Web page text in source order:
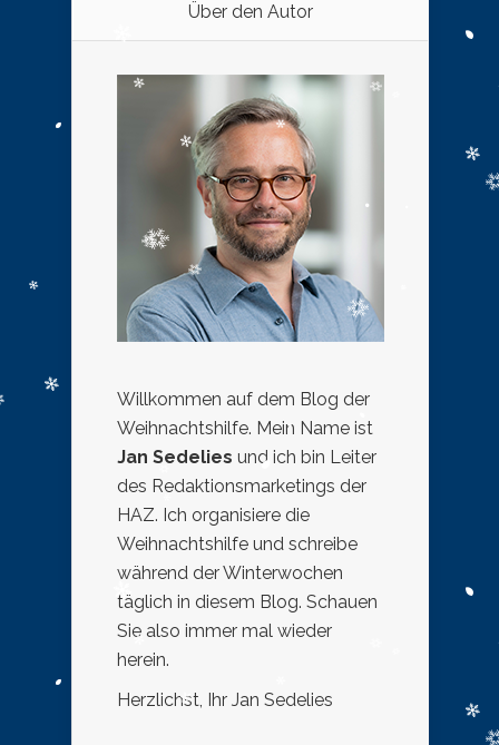
Über den Autor
Willkommen auf dem Blog der
Weihnachtshilfe. Mein Name ist
Jan Sedelies und ich bin Leiter
des Redaktionsmarketings der
HAZ. Ich organisiere die
Weihnachtshilfe und schreibe
während der Winterwochen
täglich in diesem Blog. Schauen
Sie also immer mal wieder
herein.
Herzlichst, Ihr Jan Sedelies